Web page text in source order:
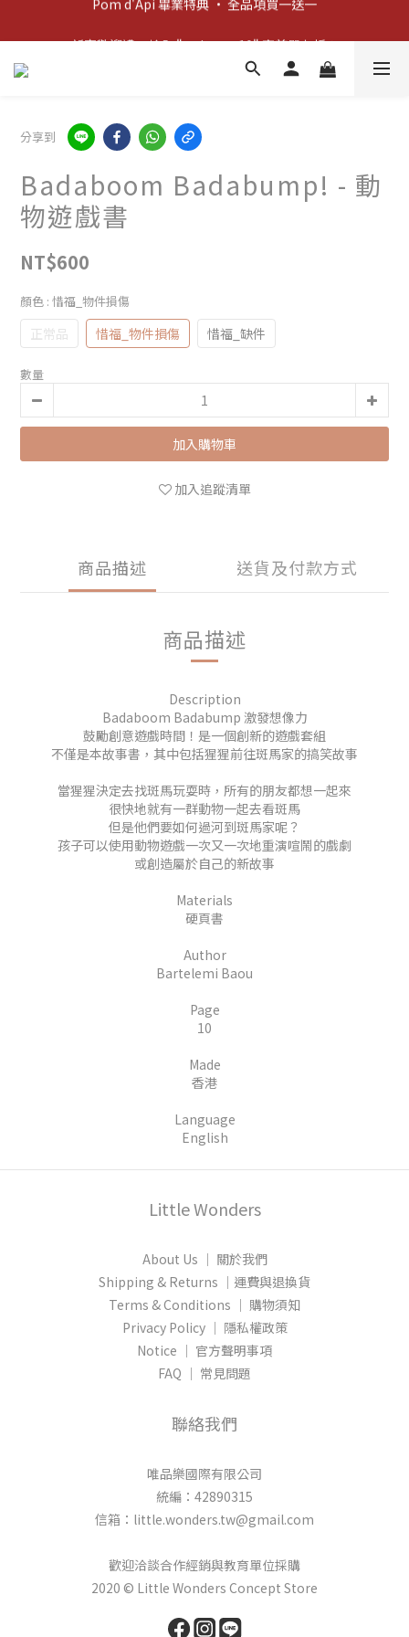
新客歡迎禮：輸入 "welcome10" 享首單九折！
分享到
Badaboom Badabump! - 動
物遊戲書
NT$600
顏色 : 惜福_物件損傷
正常品 惜福_物件損傷 惜福_缺件
數量
加入購物車
加入追蹤清單
商品描述 送貨及付款方式
商品描述
Description
Badaboom Badabump 激發想像力
鼓勵創意遊戲時間！是一個創新的遊戲套組
不僅是本故事書，其中包括猩猩前往斑馬家的搞笑故事
當猩猩決定去找斑馬玩耍時，所有的朋友都想一起來
很快地就有一群動物一起去看斑馬
但是他們要如何過河到斑馬家呢？
孩子可以使用動物遊戲一次又一次地重演喧鬧的戲劇
或創造屬於自己的新故事
Materials
硬頁書
Author
Bartelemi Baou
Page
10
Made
香港
Language
English
Little Wonders
About Us │ 關於我們
Shipping & Returns │運費與退換貨
Terms & Conditions │ 購物須知
Privacy Policy │ 隱私權政策
Notice │ 官方聲明事項
FAQ │ 常見問題
聯絡我們
唯品樂國際有限公司
統編：42890315
信箱：little.wonders.tw@gmail.com
歡迎洽談合作經銷與教育單位採購
2020 © Little Wonders Concept Store